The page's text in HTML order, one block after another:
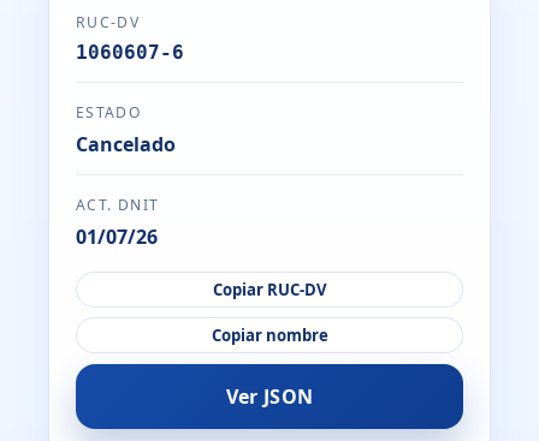
RUC-DV
1060607-6
ESTADO
Cancelado
ACT. DNIT
01/07/26
Copiar RUC-DV
Copiar nombre
Ver JSON